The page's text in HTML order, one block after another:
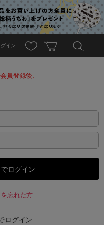
グイン
員登録後、
忘れた方
ログイン